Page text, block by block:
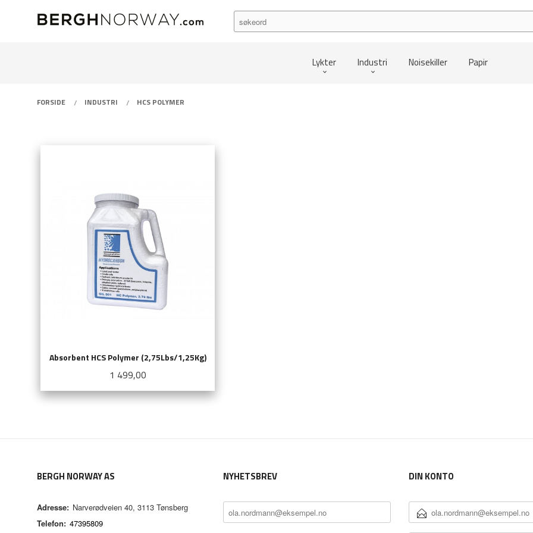
Lykter Industri Noisekiller Papir
FORSIDE INDUSTRI HCS POLYMER
Absorbent HCS Polymer (2,75Lbs/1,25Kg)
Pris
1 499,00
BERGH NORWAY AS
Adresse: Narverødveien 40, 3113 Tønsberg
Telefon: 47395809
NYHETSBREV DIN KONTO
E-
POSTADRESSE